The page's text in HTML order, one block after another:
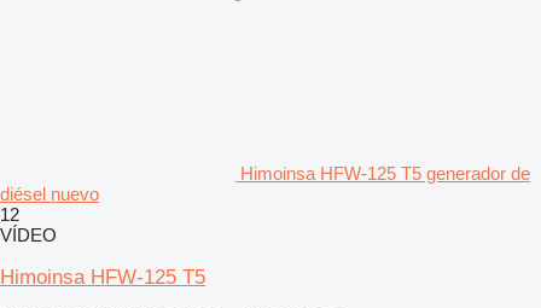
Himoinsa HFW-125 T5 generador de
diésel nuevo
12
VÍDEO
Himoinsa HFW-125 T5